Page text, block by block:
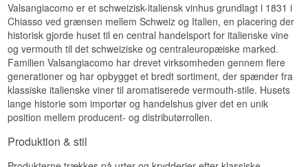
Blomstrede og balsamiske dufte møder en blød
sødme af vanilje fra egefadet.
Smag
Fyldig og eksplosiv smag, hvor urterne folder sig
ud sammen med en let bitterhed og varme fra
egetræet.
Eftersmag
Valsangiacomo er et schweizisk-italiensk vinhus grundlagt i 1831 i
Chiasso ved grænsen mellem Schweiz og Italien, en placering der
historisk gjorde huset til en central handelsport for italienske vine
og vermouth til det schweiziske og centraleuropæiske marked.
Familien Valsangiacomo har drevet virksomheden gennem flere
generationer og har opbygget et bredt sortiment, der spænder fra
klassiske italienske viner til aromatiserede vermouth-stile. Husets
lange historie som importør og handelshus giver det en unik
position mellem producent- og distributørrollen.
Produktion & stil